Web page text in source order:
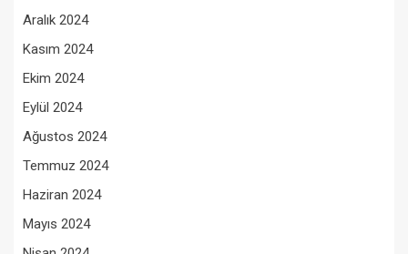
Aralık 2024
Kasım 2024
Ekim 2024
Eylül 2024
Ağustos 2024
Temmuz 2024
Haziran 2024
Mayıs 2024